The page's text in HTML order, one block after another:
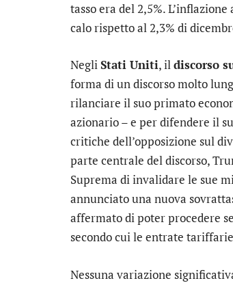
tasso era del 2,5%.
calo rispetto al 2,3% di
NegliStati Uniti, ildiscorso
forma di un discorso molto
rilanciare il suo primato
azionario – e per difendere il
critiche dell’opposizione sul
parte centrale del discorso,
Suprema di invalidare le sue
annunciato una nuova
affermato di poter procedere
secondo cui le entrate
Nessuna variazione